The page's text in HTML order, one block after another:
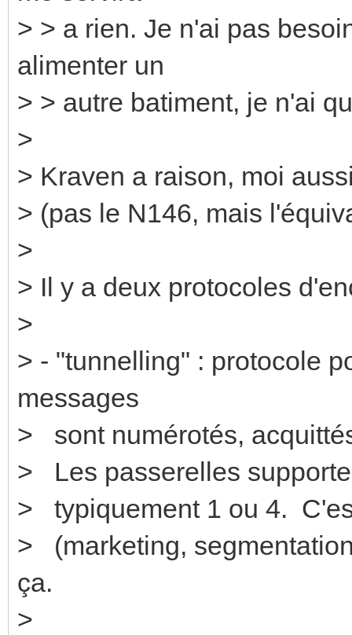
> > a rien. Je n'ai pas
alimenter un
> > autre batiment, je n'ai
>
> Kraven a raison, moi
> (pas le N146, mais
>
> Il y a deux protocoles
>
> - "tunnelling" : protocole
messages
> sont numérotés,
> Les passerelles
> typiquement 1 ou 4.
> (marketing,
ça.
>